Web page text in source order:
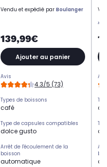
Vendu et expédié par Boulanger
139,99€
Ajouter au panier
Avis
4.3/5 (73)
Types de boissons
café
Type de capsules compatibles
dolce gusto
Arrêt de l'écoulement de la
boisson
automatique